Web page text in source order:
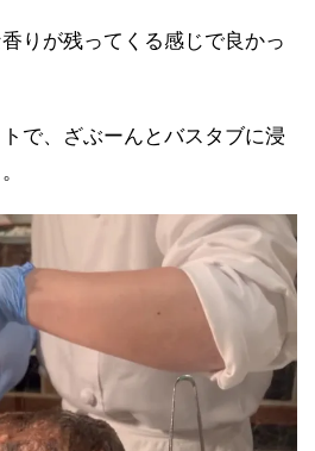
りが残ってくる感じで良かっ
で、ざぶーんとバスタブに浸